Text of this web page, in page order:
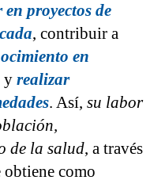
proyectos de
, contribuir a
en
y realizar
. Así, su labor
de la salud, a través
como